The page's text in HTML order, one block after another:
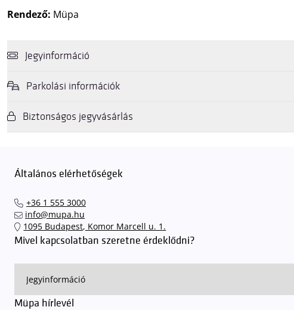
Rendező: Müpa
Jegyinformáció
Online és személyesen erre az előadásra jegyét
Parkolási információk
Felhívjuk látogatóink figyelmét, hogy abban az esetben, amikor a Müpa
Biztonságos jegyvásárlás
Általános elérhetőségek
+36 1 555 3000
info@mupa.hu
1095 Budapest, Komor Marcell u. 1.
Mivel kapcsolatban szeretne érdeklődni?
Müpa hírlevél